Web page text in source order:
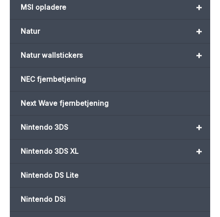
+
MSI opladere
+
Natur
+
Natur wallstickers
NEC fjernbetjening
Next Wave fjernbetjening
+
Nintendo 3DS
+
Nintendo 3DS XL
Nintendo DS Lite
Nintendo DSi